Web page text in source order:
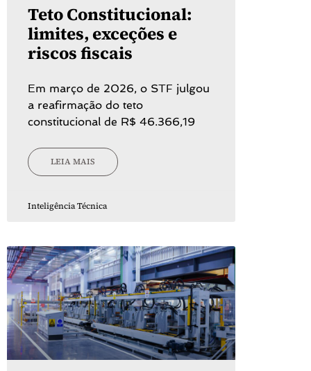
Teto Constitucional:
limites, exceções e
riscos fiscais
Em março de 2026, o STF julgou
a reafirmação do teto
constitucional de R$ 46.366,19
LEIA MAIS
Inteligência Técnica